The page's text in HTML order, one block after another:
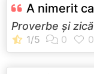
A nimerit
Proverbe și